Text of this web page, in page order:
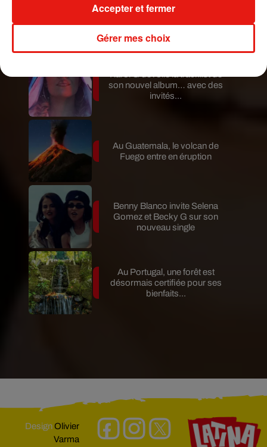
Le fourmilier géant fait son retour
en Argentine, et en pleine...
son nouvel album… avec des
invités...
Au Guatemala, le volcan de
Fuego entre en éruption
Benny Blanco invite Selena
Gomez et Becky G sur son
nouveau single
Au Portugal, une forêt est
désormais certifiée pour ses
bienfaits...
DesignOlivier
Varma
Gérer mes choix
Accepter et fermer